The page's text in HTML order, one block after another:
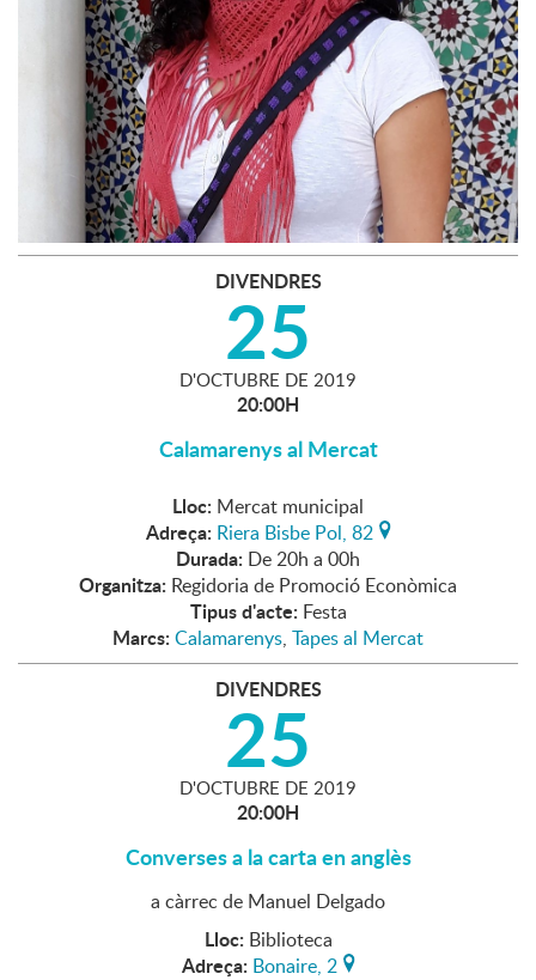
DIVENDRES
25
D'OCTUBRE DE 2019
20:00H
Calamarenys al Mercat
Lloc: Mercat municipal
Adreça: Riera Bisbe Pol, 82
Durada: De 20h a 00h
Organitza: Regidoria de Promoció Econòmica
Tipus d'acte: Festa
Marcs: Calamarenys, Tapes al Mercat
DIVENDRES
25
D'OCTUBRE DE 2019
20:00H
Converses a la carta en anglès
a càrrec de Manuel Delgado
Lloc: Biblioteca
Adreça: Bonaire, 2